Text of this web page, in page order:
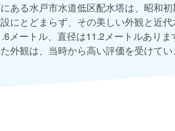
ある水戸市水道低区配水塔は、昭和
にとどまらず、その美しい外観と近
メートル、直径は11.2メートルあり
外観は、当時から高い評価を受けてい